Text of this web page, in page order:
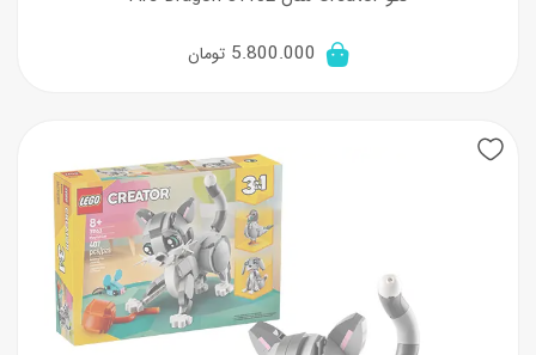
5.800.000 تومان